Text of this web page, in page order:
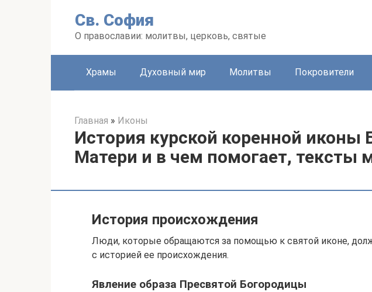
Св. София
О православии: молитвы, церковь, святые
Храмы Духовный мир Молитвы Покровители
Главная » Иконы
История курской коренной иконы
Матери и в чем помогает, тексты
История происхождения
Люди, которые обращаются за помощью к святой иконе,
с историей ее происхождения.
Явление образа Пресвятой Богородицы